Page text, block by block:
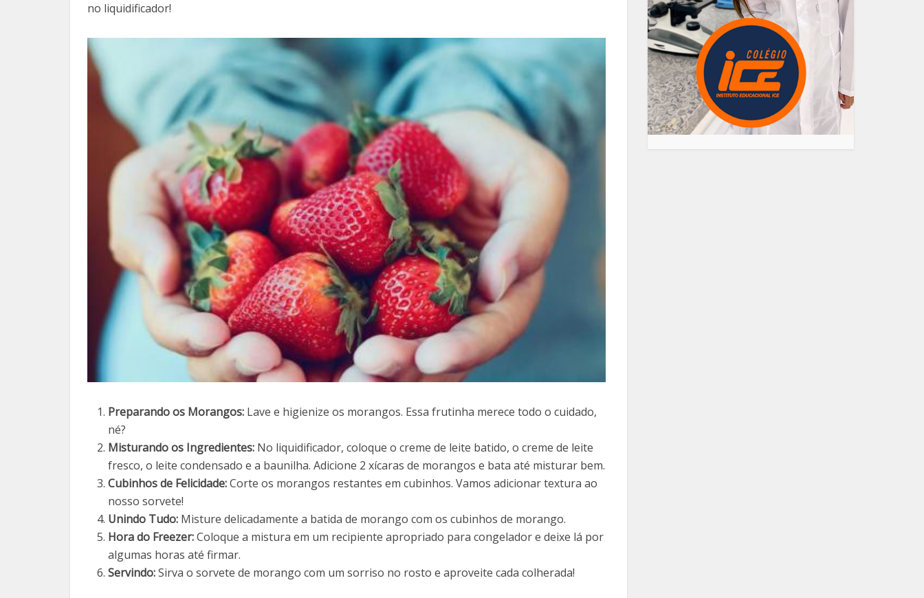
no liquidificador!
Preparando os Morangos: Lave e higienize os morangos. Essa frutinha merece todo o cuidado,
né?
Misturando os Ingredientes: No liquidificador, coloque o creme de leite batido, o creme de leite
fresco, o leite condensado e a baunilha. Adicione 2 xícaras de morangos e bata até misturar bem.
Cubinhos de Felicidade:Corte os morangos restantes em cubinhos. Vamos adicionar textura ao
nosso sorvete!
Unindo Tudo: Misture delicadamente a batida de morango com os cubinhos de morango.
Hora do Freezer:Coloque a mistura em um recipiente apropriado para congelador e deixe lá por
algumas horas até firmar.
Servindo:Sirva o sorvete de morango com um sorriso no rosto e aproveite cada colherada!